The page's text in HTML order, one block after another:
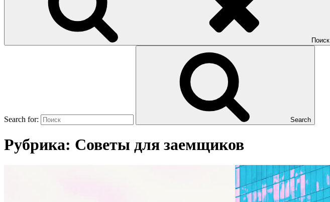
Поиск
Search for: Search
Рубрика: Советы для заемщиков